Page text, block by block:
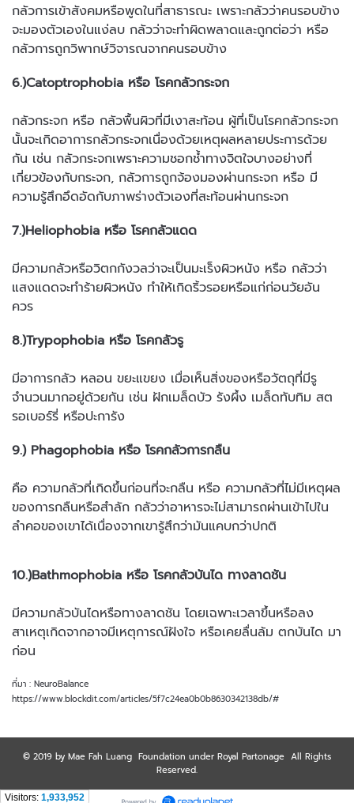
กลัวการเข้าสังคมหรือพูดในที่สาธารณะ เพราะกลัวว่าคนรอบข้าง
จะมองตัวเองในแง่ลบ กลัวว่าจะทำผิดพลาดและถูกต่อว่า หรือ
กลัวการถูกวิพากษ์วิจารณจากคนรอบข้าง
6.)Catoptrophobia หรือ โรคกลัวกระจก
กลัวกระจก หรือ กลัวพื้นผิวที่มีเงาสะท้อน ผู้ที่เป็นโรคกลัวกระจก
นั้นจะเกิดอาการกลัวกระจกเนื่องด้วยเหตุผลหลายประการด้วย
กัน เช่น กลัวกระจกเพราะความชอกช้ำทางจิตใจบางอย่างที่
เกี่ยวข้องกับกระจก, กลัวการถูกจ้องมองผ่านกระจก หรือ มี
ความรู้สึกอึดอัดกับภาพร่างตัวเองที่สะท้อนผ่านกระจก
7.)Heliophobia หรือ โรคกลัวแดด
มีความกลัวหรือวิตกกังวลว่าจะเป็นมะเร็งผิวหนัง หรือ กลัวว่า
แสงแดดจะทำร้ายผิวหนัง ทำให้เกิดริ้วรอยหรือแก่ก่อนวัยอัน
ควร
8.)Trypophobia หรือ โรคกลัวรู
มีอาการกลัว หลอน ขยะแขยง เมื่อเห็นสิ่งของหรือวัตถุที่มีรู
จำนวนมากอยู่ด้วยกัน เช่น ฝักเมล็ดบัว รังผึ้ง เมล็ดทับทิม สต
รอเบอร์รี่ หรือปะการัง
9.) Phagophobia หรือ โรคกลัวการกลืน
คือ ความกลัวที่เกิดขึ้นก่อนที่จะกลืน หรือ ความกลัวที่ไม่มีเหตุผล
ของการกลืนหรือสำลัก กลัวว่าอาหารจะไม่สามารถผ่านเข้าไปใน
ลำคอของเขาได้เนื่องจากเขารู้สึกว่ามันแคบกว่าปกติ
10.)Bathmophobia หรือ โรคกลัวบันได ทางลาดชัน
มีความกลัวบันไดหรือทางลาดชัน โดยเฉพาะเวลาขึ้นหรือลง
สาเหตุเกิดจากอาจมีเหตุการณ์ฝังใจ หรือเคยลื่นล้ม ตกบันได มา
ก่อน
ที่มา : NeuroBalance
https://www.blockdit.com/articles/5f7c24ea0b0b8630342138db/#
© 2019 by Mae Fah Luang Foundation under Royal Partonage All Rights
Reserved.
Visitors: 1,933,952